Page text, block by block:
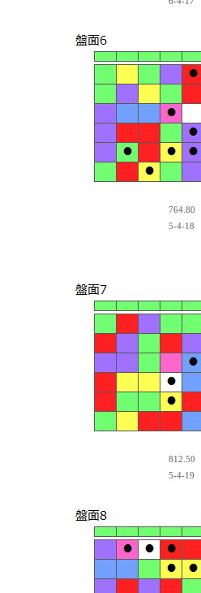
764.80
5-4-18
812.50
5-4-19